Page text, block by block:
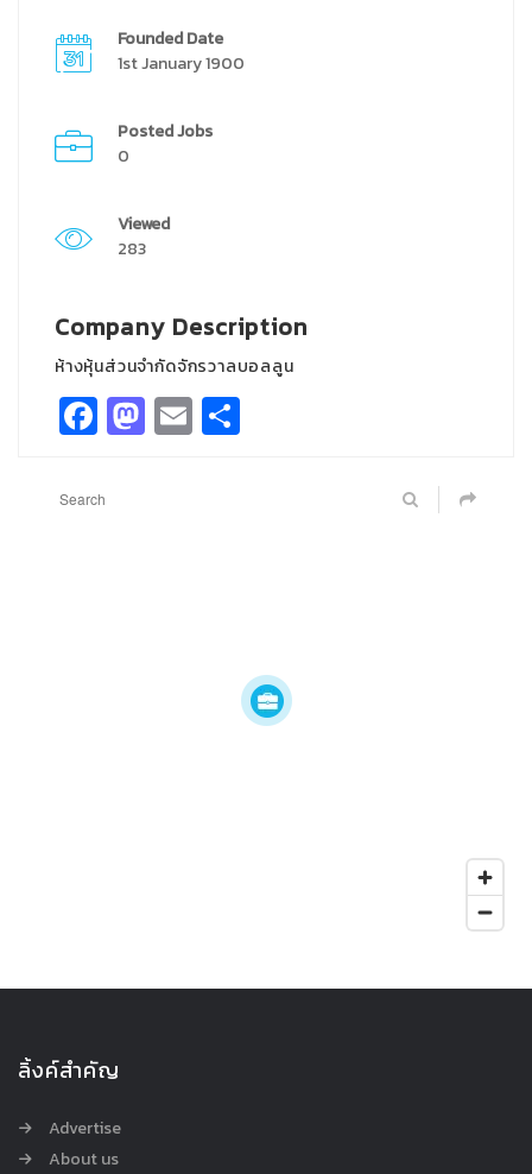
Founded Date
1st January 1900
Posted Jobs
0
Viewed
283
Company Description
ห้างหุ้นส่วนจำกัดจักรวาลบอลลูน
Facebook
Mastodon
Email
ลิ้งค์สำคัญ
Advertise
About us